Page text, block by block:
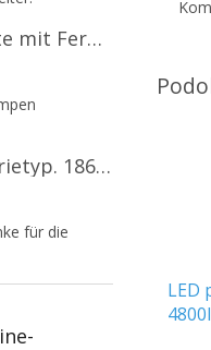
RGB-LED-Poolleuchte mit Fernbedienung, 12W, 1260lm, PAR56, 12V, 1+1 gratis!
5 von 5 Sternen.
Solight Ersatzbatterietyp. 18650, 3,7 V, Li-Ion, 2200 mAh [WN900]
5 von 5 Sternen.
für die
LED